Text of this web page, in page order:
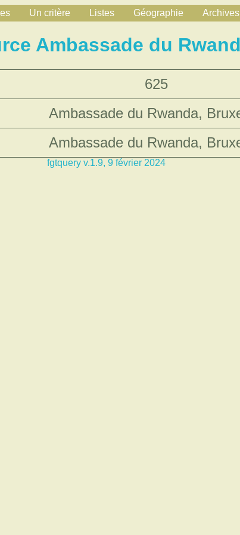
Un critère Listes Géographie Archives
Ambassade du
625
Ambassade du Rwanda,
Ambassade du Rwanda,
fgtquery v.1.9, 9 février 2024